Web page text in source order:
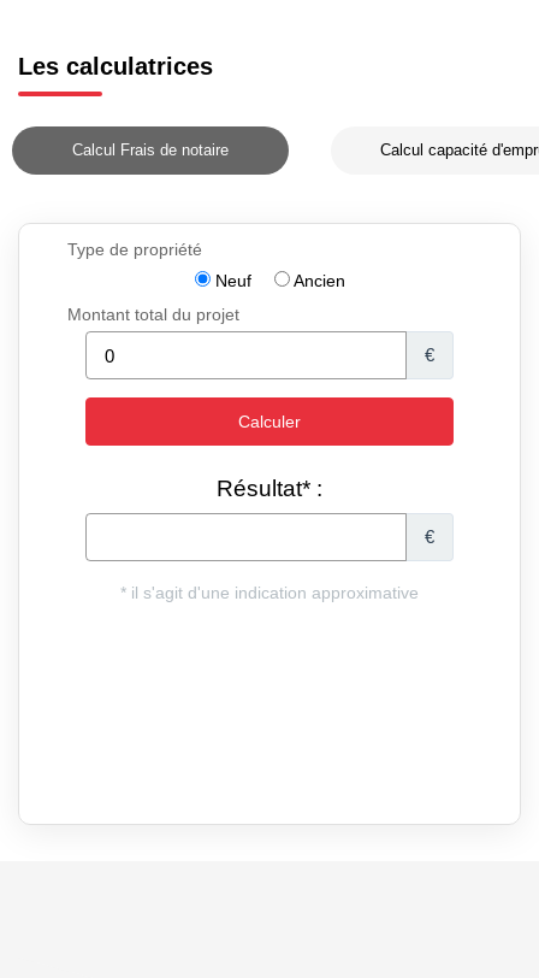
Les calculatrices
Calcul Frais de notaire Calcul capacité